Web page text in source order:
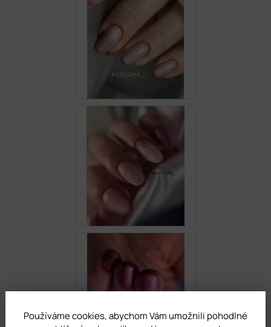
Používáme cookies, abychom Vám umožnili pohodlné